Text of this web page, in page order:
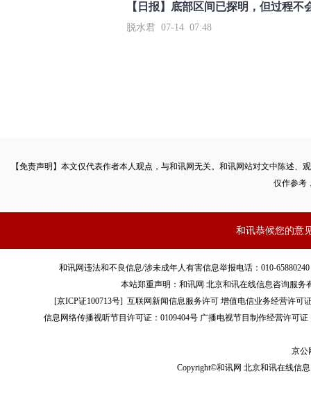
【日报】底部区间已探明，但过程不
脱水君 07-14 07:48
【免责声明】本文仅代表作者本人观点，与和讯网无关。和讯网站对文中陈述
仅作参考
和讯恭候您的意
和讯网违法和不良信息/涉未成年人有害信息举报电话：010-
本站郑重声明：和讯网 北京和讯在线信息咨询服
[京ICP证100713号]互联网新闻信息服务许可 增值电信业务经营许可
信息网络传播视听节目许可证：0109404号 广播电视节目制作经营许可证
京公
Copyright©和讯网 北京和讯在线信